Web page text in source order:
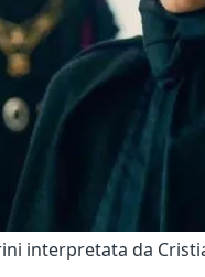
interpretata da